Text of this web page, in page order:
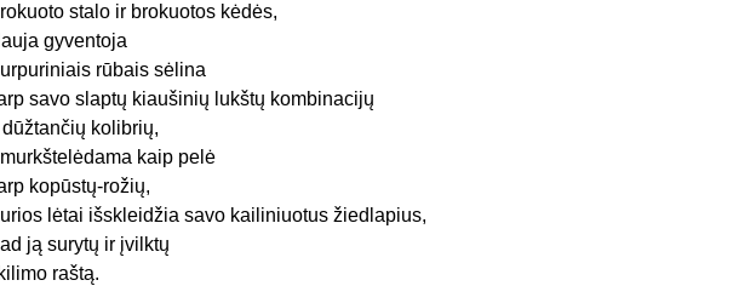
stalo ir brokuotos kėdės,
gyventoja
rūbais sėlina
savo slaptų kiaušinių lukštų kombinacijų
dūžtančių kolibrių,
kaip pelė
kopūstų-rožių,
lėtai išskleidžia savo kailiniuotus žiedlapius,
ją surytų ir įvilktų
kilimo raštą.